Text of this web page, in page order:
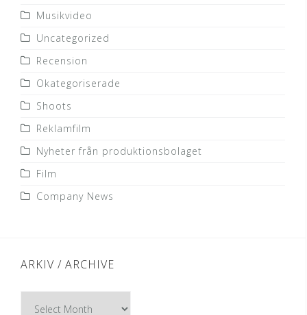
Musikvideo
Uncategorized
Recension
Okategoriserade
Shoots
Reklamfilm
Nyheter från produktionsbolaget
Film
Company News
ARKIV / ARCHIVE